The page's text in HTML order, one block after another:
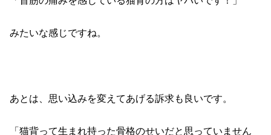
みたいな感じですね。
あとは、思い込みを変えてあげる訴求も良いです。
「猫背って生まれ持った骨格のせいだと思っていません